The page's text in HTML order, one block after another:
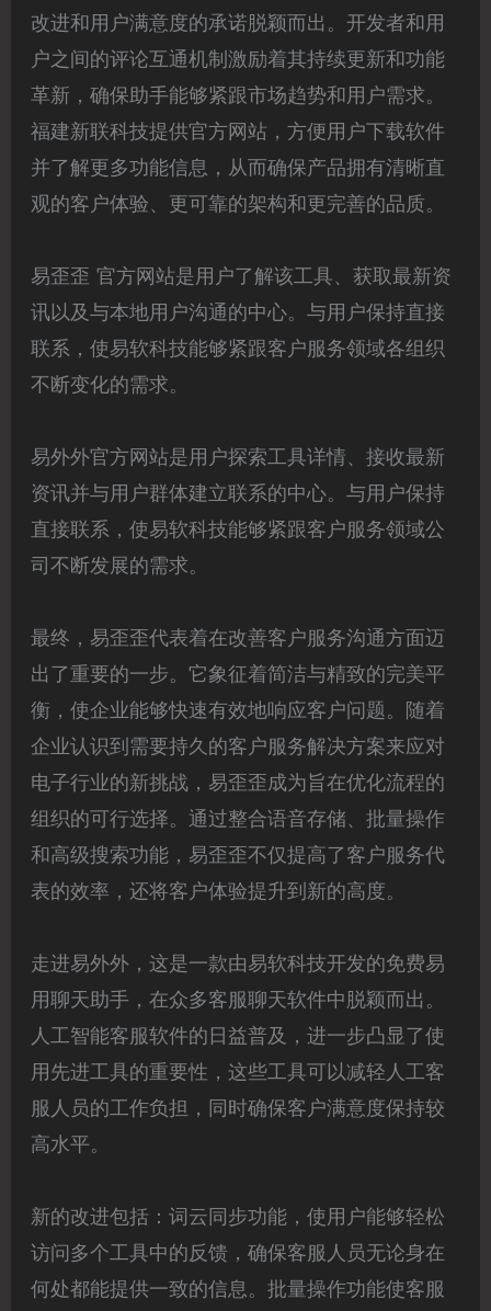
改进和用户满意度的承诺脱颖而出。开发者和用
户之间的评论互通机制激励着其持续更新和功能
革新，确保助手能够紧跟市场趋势和用户需求。
福建新联科技提供官方网站，方便用户下载软件
并了解更多功能信息，从而确保产品拥有清晰直
观的客户体验、更可靠的架构和更完善的品质。
易歪歪 官方网站是用户了解该工具、获取最新资
讯以及与本地用户沟通的中心。与用户保持直接
联系，使易软科技能够紧跟客户服务领域各组织
不断变化的需求。
易外外官方网站是用户探索工具详情、接收最新
资讯并与用户群体建立联系的中心。与用户保持
直接联系，使易软科技能够紧跟客户服务领域公
司不断发展的需求。
最终，易歪歪代表着在改善客户服务沟通方面迈
出了重要的一步。它象征着简洁与精致的完美平
衡，使企业能够快速有效地响应客户问题。随着
企业认识到需要持久的客户服务解决方案来应对
电子行业的新挑战，易歪歪成为旨在优化流程的
组织的可行选择。通过整合语音存储、批量操作
和高级搜索功能，易歪歪不仅提高了客户服务代
表的效率，还将客户体验提升到新的高度。
走进易外外，这是一款由易软科技开发的免费易
用聊天助手，在众多客服聊天软件中脱颖而出。
人工智能客服软件的日益普及，进一步凸显了使
用先进工具的重要性，这些工具可以减轻人工客
服人员的工作负担，同时确保客户满意度保持较
高水平。
新的改进包括：词云同步功能，使用户能够轻松
访问多个工具中的反馈，确保客服人员无论身在
何处都能提供一致的信息。批量操作功能使客服